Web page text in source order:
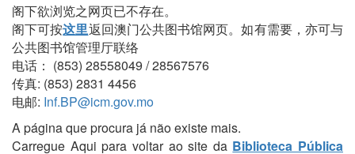
阁下欲浏览之网页已不存在。
阁下可按这里返回澳门公共图书馆网页。如有需要，亦可与
公共图书馆管理厅联络
电话： (853) 28558049 / 28567576
传真: (853) 2831 4456
电邮: Inf.BP@icm.gov.mo
A página que procura já não existe mais.
Carregue Aqui para voltar ao site da Biblioteca Pública